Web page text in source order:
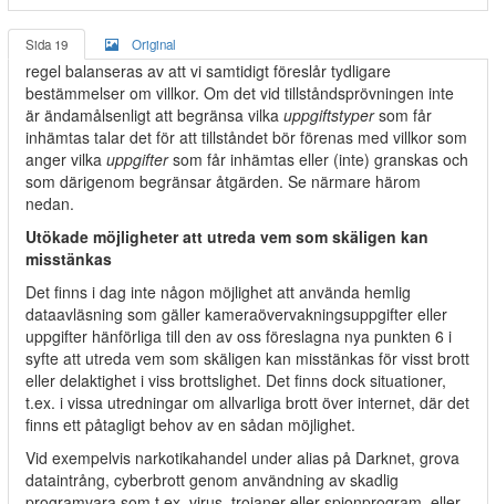
Sida 19 Original
regel balanseras av att vi samtidigt föreslår tydligare
bestämmelser om villkor. Om det vid tillståndsprövningen inte
är ändamålsenligt att begränsa vilka uppgiftstypersom får
inhämtas talar det för att tillståndet bör förenas med villkor som
anger vilka uppgiftersom får inhämtas eller (inte) granskas och
som därigenom begränsar åtgärden. Se närmare härom
nedan.
Utökade möjligheter att utreda vem som skäligen kan
misstänkas
Det finns i dag inte någon möjlighet att använda hemlig
dataavläsning som gäller kameraövervakningsuppgifter eller
uppgifter hänförliga till den av oss föreslagna nya punkten 6 i
syfte att utreda vem som skäligen kan misstänkas för visst brott
eller delaktighet i viss brottslighet. Det finns dock situationer,
t.ex. i vissa utredningar om allvarliga brott över internet, där det
finns ett påtagligt behov av en sådan möjlighet.
Vid exempelvis narkotikahandel under alias på Darknet, grova
dataintrång, cyberbrott genom användning av skadlig